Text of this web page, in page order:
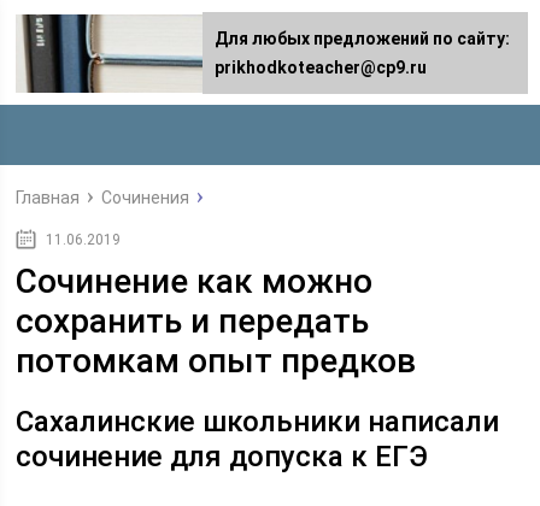
Главная Сочинения
11.06.2019
Сочинение как можно
сохранить и передать
потомкам опыт предков
Сахалинские школьники написали
сочинение для допуска к ЕГЭ
Для любых предложений по сайту:
prikhodkoteacher@cp9.ru